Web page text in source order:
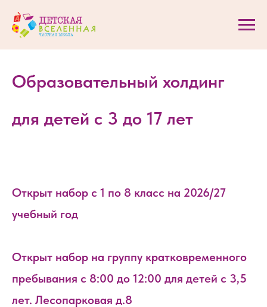
Образовательный холдинг
для детей с 3 до 17 лет
Открыт набор с 1 по 8 класс на 2026/27
учебный год
Открыт набор на группу кратковременного
пребывания с 8:00 до 12:00 для детей с 3,5
лет. Лесопарковая д.8